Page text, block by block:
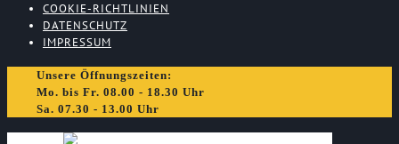
COOKIE-RICHTLINIEN
DATENSCHUTZ
IMPRESSUM
Unsere Öffnungszeiten:
Mo. bis Fr. 08.00 - 18.30 Uhr
Sa. 07.30 - 13.00 Uhr